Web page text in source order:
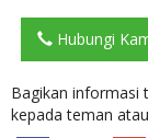
Hubungi
Bagikan informasi
kepada teman